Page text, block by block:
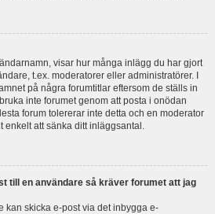
visar hur många inlägg du har gjort
t.ex. moderatorer eller administratörer. I
på några forumtitlar eftersom de ställs in
inte forumet genom att posta i onödan
forum tolererar inte detta och en moderator
enkelt att sänka ditt inläggsantal.
till en användare så kräver forumet att jag
kan skicka e-post via det inbygga e-